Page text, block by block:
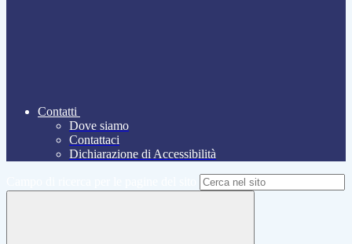
Contatti
Dove siamo
Contattaci
Dichiarazione di Accessibilità